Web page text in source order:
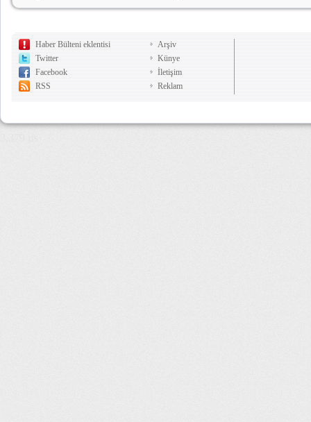
Haber Bülteni eklentisi
Twitter
Facebook
RSS
Arşiv
Künye
İletişim
Reklam